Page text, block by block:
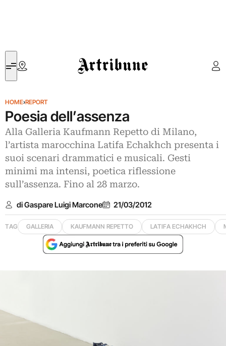
Artribune
HOME›REPORT
Poesia dell’assenza
Alla Galleria Kaufmann Repetto di Milano,
l’artista marocchina Latifa Echakhch presenta i
suoi scenari drammatici e musicali. Gesti
minimi ma intensi, poetica riflessione
sull’assenza. Fino al 28 marzo.
di Gaspare Luigi Marcone 21/03/2012
TAG GALLERIA KAUFMANN REPETTO LATIFA ECHAKHCH